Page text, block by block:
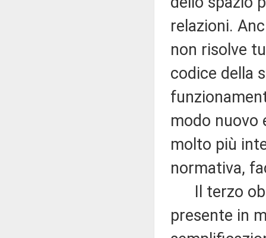
relazioni.
non risolve
codice della
modo nuovo
molto più
normativa,
Il terzo
presente in